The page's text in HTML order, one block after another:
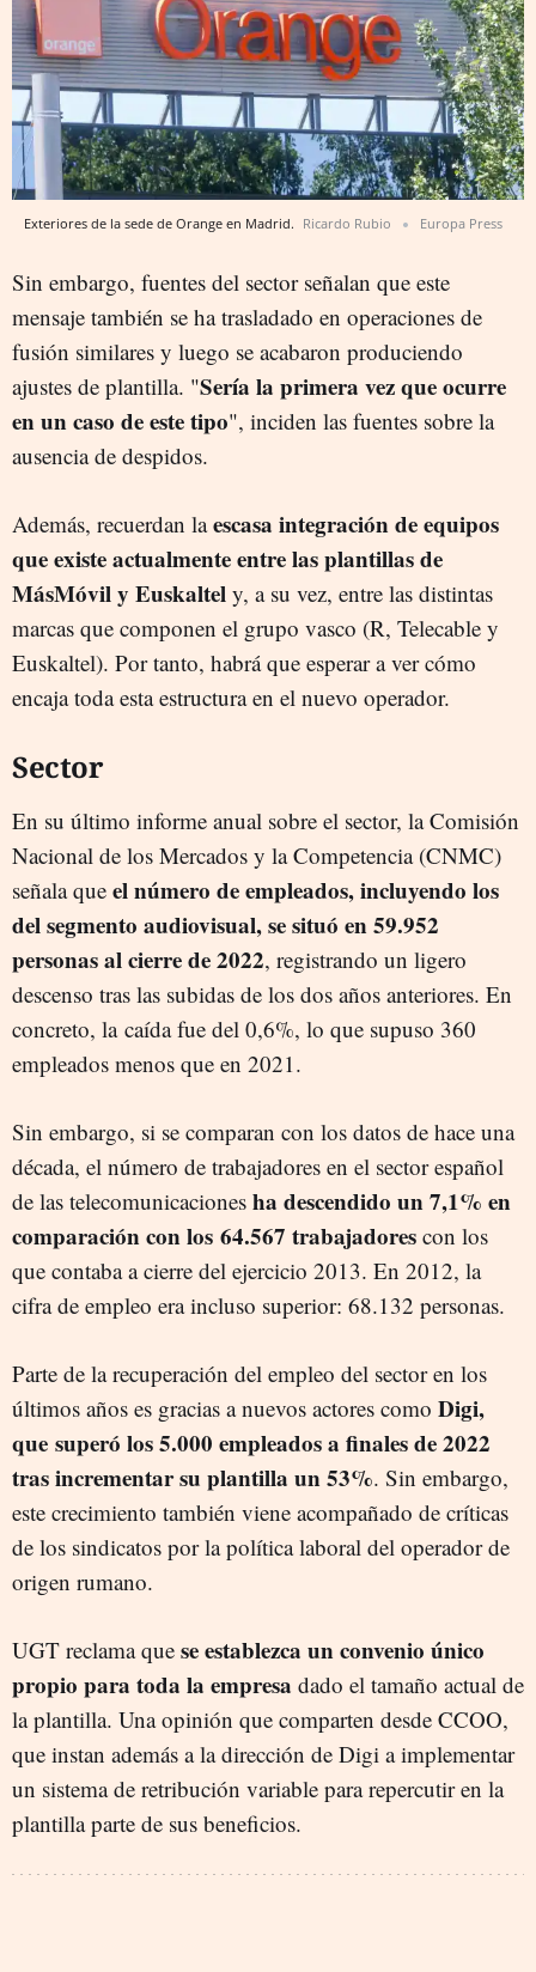
Exteriores de la sede de Orange en Madrid. Ricardo Rubio Europa Press
Sin embargo, fuentes del sector señalan que este
mensaje también se ha trasladado en operaciones de
fusión similares y luego se acabaron produciendo
ajustes de plantilla. "Sería la primera vez que ocurre
en un caso de este tipo", inciden las fuentes sobre la
ausencia de despidos.
Además, recuerdan laescasa integración de equipos
que existe actualmente entre las plantillas de
MásMóvil y Euskaltel y, a su vez, entre las distintas
marcas que componen el grupo vasco (R, Telecable y
Euskaltel). Por tanto, habrá que esperar a ver cómo
encaja toda esta estructura en el nuevo operador.
Sector
En su último informe anual sobre el sector, la Comisión
Nacional de los Mercados y la Competencia (CNMC)
señala que el número de empleados, incluyendo los
del segmento audiovisual, se situó en 59.952
personas al cierre de 2022, registrando un ligero
descenso tras las subidas de los dos años anteriores. En
concreto, la caída fue del 0,6%, lo que supuso 360
empleados menos que en 2021.
Sin embargo, si se comparan con los datos de hace una
década, el número de trabajadores en el sector español
de las telecomunicaciones ha descendido un 7,1% en
comparación con los 64.567 trabajadores con los
que contaba a cierre del ejercicio 2013. En 2012, la
cifra de empleo era incluso superior: 68.132 personas.
Parte de la recuperación del empleo del sector en los
últimos años es gracias a nuevos actores como Digi,
que superó los 5.000 empleados a finales de 2022
tras incrementar su plantilla un 53%. Sin embargo,
este crecimiento también viene acompañado de críticas
de los sindicatos por la política laboral del operador de
origen rumano.
UGT reclama que se establezca un convenio único
propio para toda la empresa dado el tamaño actual de
la plantilla. Una opinión que comparten desde CCOO,
que instan además a la dirección de Digi a implementar
un sistema de retribución variable para repercutir en la
plantilla parte de sus beneficios.